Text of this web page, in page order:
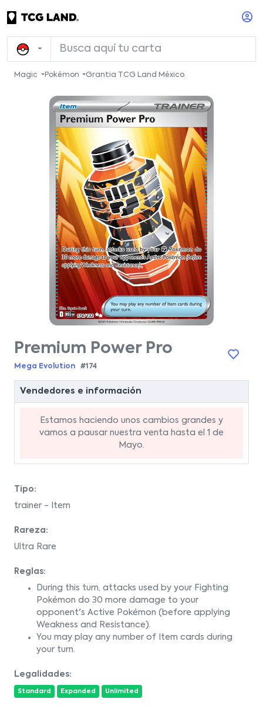
Magic Pokémon Grantia TCG Land México
Premium Power Pro
Mega Evolution #174
Vendedores e información
Estamos haciendo unos cambios grandes y
vamos a pausar nuestra venta hasta el 1 de
Mayo.
Tipo:
trainer - Item
Rareza:
Ultra Rare
Reglas:
During this turn, attacks used by your Fighting
Pokémon do 30 more damage to your
opponent's Active Pokémon (before applying
Weakness and Resistance).
You may play any number of Item cards during
your turn.
Legalidades:
Standard Expanded Unlimited